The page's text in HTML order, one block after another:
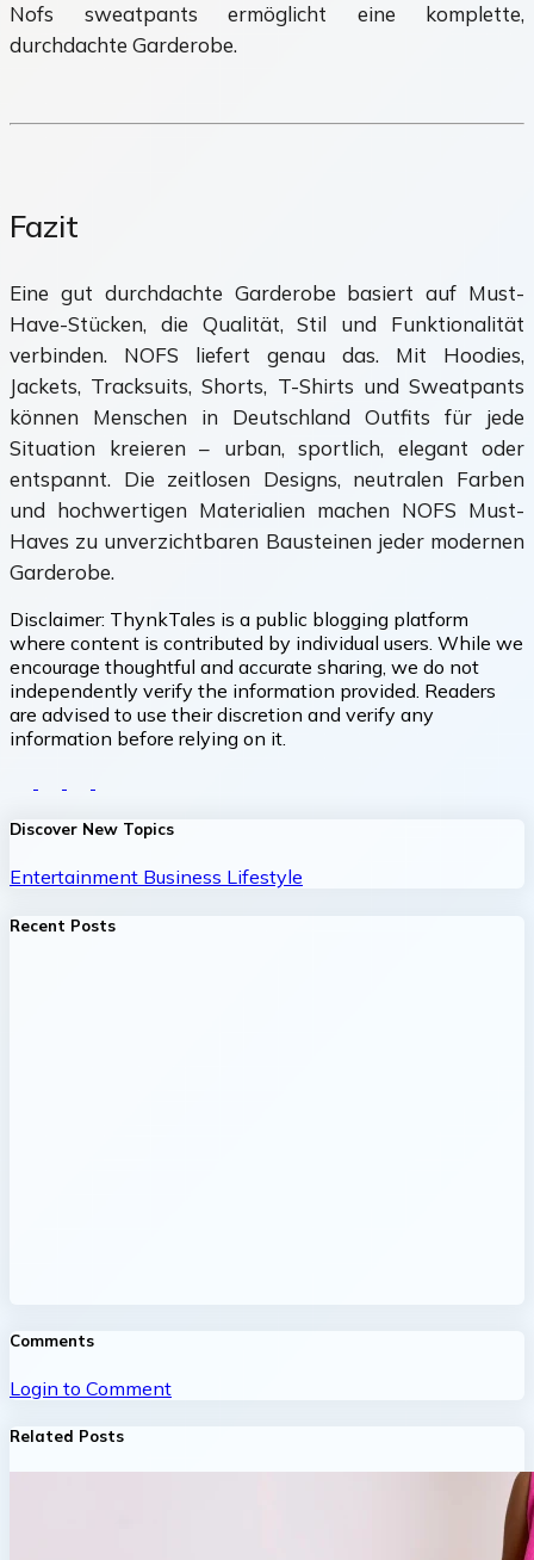
Nofs sweatpants ermöglicht eine komplette,
durchdachte Garderobe.
Fazit
Eine gut durchdachte Garderobe basiert auf Must-
Have-Stücken, die Qualität, Stil und Funktionalität
verbinden. NOFS liefert genau das. Mit Hoodies,
Jackets, Tracksuits, Shorts, T-Shirts und Sweatpants
können Menschen in Deutschland Outfits für jede
Situation kreieren – urban, sportlich, elegant oder
entspannt. Die zeitlosen Designs, neutralen Farben
und hochwertigen Materialien machen NOFS Must-
Haves zu unverzichtbaren Bausteinen jeder modernen
Garderobe.
Disclaimer: ThynkTales is a public blogging platform
where content is contributed by individual users. While we
encourage thoughtful and accurate sharing, we do not
independently verify the information provided. Readers
are advised to use their discretion and verify any
information before relying on it.
Discover New Topics
Entertainment Business Lifestyle
Recent Posts
Comments
Login to Comment
Related Posts